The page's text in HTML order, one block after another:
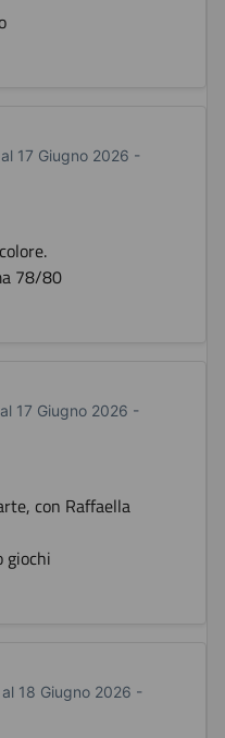
17 Giugno 2026 -
78/80
17 Giugno 2026 -
con Raffaella
giochi
18 Giugno 2026 -